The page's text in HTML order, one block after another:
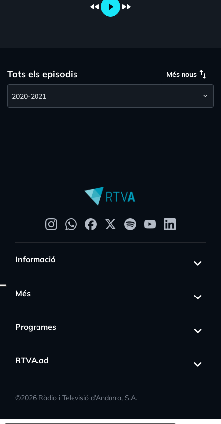
fast_rewind play_arrow fast_forward
Tots els episodis Més nous swap_vert
Informació
Més
Programes
RTVA.ad
©2026 Ràdio i Televisió d’Andorra, S.A.